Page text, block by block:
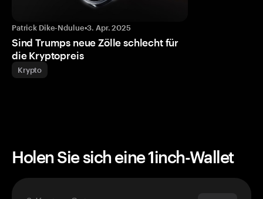
Patrick Dike-Ndulue•3. Apr. 2025
Sind Trumps neue Zölle schlecht für
die Kryptopreis
Krypto
Holen Sie sich eine 1inch-Wallet